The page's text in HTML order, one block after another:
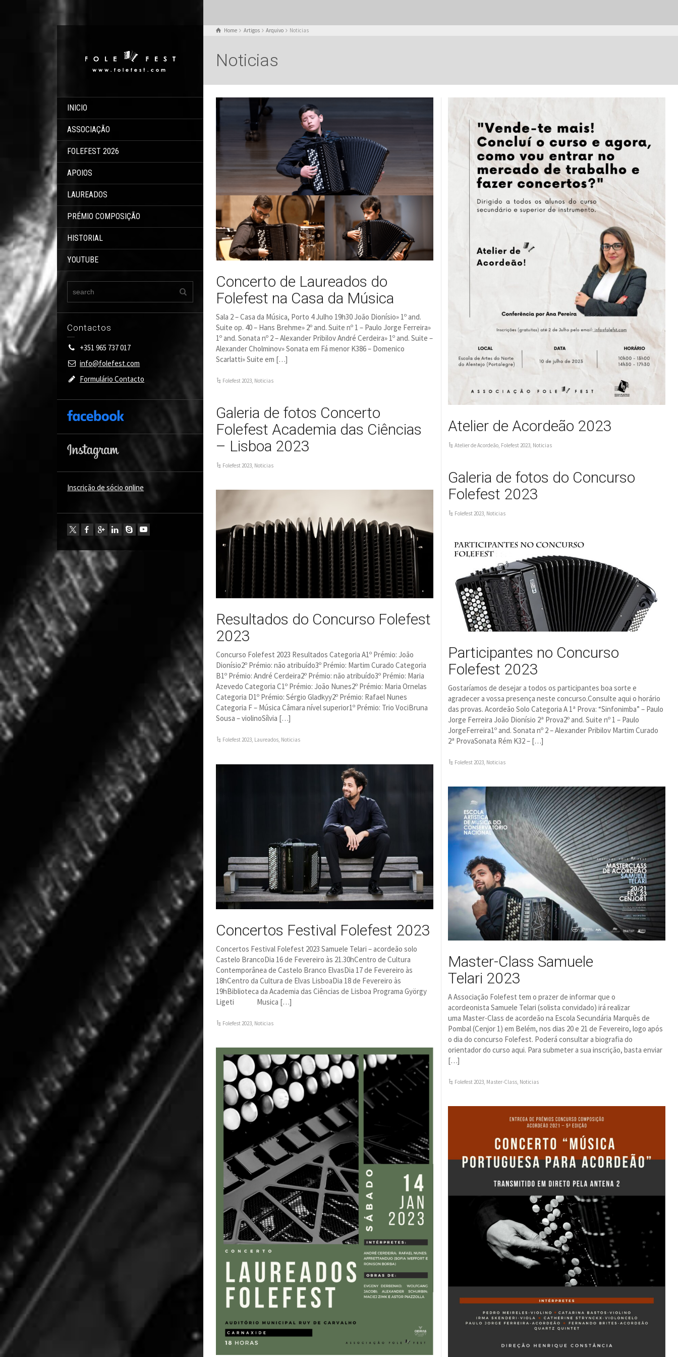
INICIO
ASSOCIAÇÃO
FOLEFEST 2026
APOIOS
LAUREADOS
PRÉMIO COMPOSIÇÃO
HISTORIAL
YOUTUBE
Contactos
+351 965 737 017
info@folefest.com
Formulário Contacto
Inscrição de sócio online
Home Artigos Arquivo Noticias
Noticias
Concerto de Laureados do
Folefest na Casa da Música
Sala 2 – Casa da Música, Porto 4 Julho 19h30 João Dionísio» 1º and.
Suite op. 40 – Hans Brehme» 2º and. Suite nº 1 – Paulo Jorge Ferreira»
1º and. Sonata nº 2 – Alexander Pribilov André Cerdeira» 1º and. Suite –
Alexander Cholminov» Sonata em Fá menor K386 – Domenico
Scarlatti» Suite em […]
Folefest 2023 Noticias
Atelier de Acordeão 2023
Atelier de Acordeão Folefest 2023 Noticias
Galeria de fotos Concerto
Folefest Academia das Ciências
– Lisboa 2023
Folefest 2023, Noticias
Galeria de fotos do Concurso
Folefest 2023
Folefest 2023, Noticias
Resultados do Concurso Folefest
2023
Concurso Folefest 2023 Resultados Categoria A1º Prémio: João
Dionísio2º Prémio: não atribuído3º Prémio: Martim Curado Categoria
B1º Prémio: André Cerdeira2º Prémio: não atribuído3º Prémio: Maria
Azevedo Categoria C1º Prémio: João Nunes2º Prémio: Maria Ornelas
Categoria D1º Prémio: Sérgio Gladkyy2º Prémio: Rafael Nunes
Categoria F – Música Câmara nível superior1º Prémio: Trio VociBruna
Sousa – violinoSílvia […]
Folefest 2023, Laureados, Noticias
Participantes no Concurso
Folefest 2023
Gostaríamos de desejar a todos os participantes boa sorte e
agradecer a vossa presença neste concurso.Consulte aqui o horário
das provas. Acordeão Solo Categoria A 1ª Prova: “Sinfonimba” – Paulo
Jorge Ferreira João Dionísio 2ª Prova2º and. Suite nº 1 – Paulo
JorgeFerreira1º and. Sonata nº 2 – Alexander Pribilov Martim Curado
2ª ProvaSonata Rém K32 – […]
Folefest 2023, Noticias
Concertos Festival Folefest 2023
Concertos Festival Folefest 2023 Samuele Telari – acordeão solo
Castelo BrancoDia 16 de Fevereiro às 21.30hCentro de Cultura
Contemporânea de Castelo Branco ElvasDia 17 de Fevereiro às
18hCentro da Cultura de Elvas LisboaDia 18 de Fevereiro às
19hBiblioteca da Academia das Ciências de Lisboa Programa György
Ligeti Musica […]
Folefest 2023, Noticias
Master-Class Samuele
Telari 2023
A Associação Folefest tem o prazer de informar que o
acordeonista Samuele Telari (solista convidado) irá realizar
uma Master-Class de acordeão na Escola Secundária Marquês de
Pombal (Cenjor 1) em Belém, nos dias 20 e 21 de Fevereiro, logo após
o dia do concurso Folefest. Poderá consultar a biografia do
orientador do curso aqui. Para submeter a sua inscrição, basta enviar
[…]
Folefest 2023 Master-Class Noticias